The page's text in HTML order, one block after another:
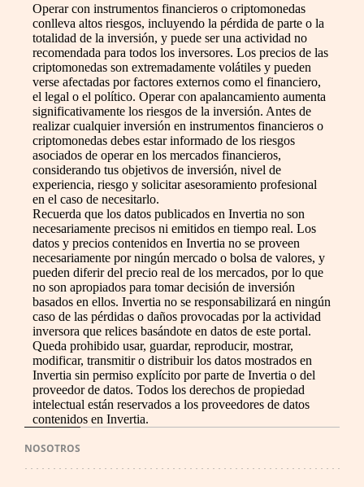
Operar con instrumentos financieros o criptomonedas
conlleva altos riesgos, incluyendo la pérdida de parte o la
totalidad de la inversión, y puede ser una actividad no
recomendada para todos los inversores. Los precios de las
criptomonedas son extremadamente volátiles y pueden
verse afectadas por factores externos como el financiero,
el legal o el político. Operar con apalancamiento aumenta
significativamente los riesgos de la inversión. Antes de
realizar cualquier inversión en instrumentos financieros o
criptomonedas debes estar informado de los riesgos
asociados de operar en los mercados financieros,
considerando tus objetivos de inversión, nivel de
experiencia, riesgo y solicitar asesoramiento profesional
en el caso de necesitarlo.
Recuerda que los datos publicados en Invertia no son
necesariamente precisos ni emitidos en tiempo real. Los
datos y precios contenidos en Invertia no se proveen
necesariamente por ningún mercado o bolsa de valores, y
pueden diferir del precio real de los mercados, por lo que
no son apropiados para tomar decisión de inversión
basados en ellos. Invertia no se responsabilizará en ningún
caso de las pérdidas o daños provocadas por la actividad
inversora que relices basándote en datos de este portal.
Queda prohibido usar, guardar, reproducir, mostrar,
modificar, transmitir o distribuir los datos mostrados en
Invertia sin permiso explícito por parte de Invertia o del
proveedor de datos. Todos los derechos de propiedad
intelectual están reservados a los proveedores de datos
contenidos en Invertia.
NOSOTROS